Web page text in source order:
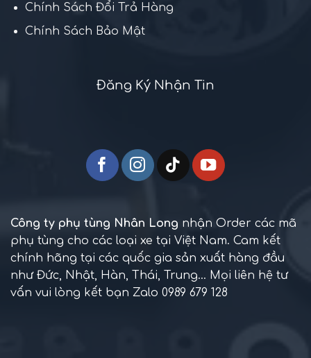
Chính Sách Đổi Trả Hàng
Chính Sách Bảo Mật
Đăng Ký Nhận Tin
Công ty phụ tùng Nhân Long nhận Order các mã
phụ tùng cho các loại xe tại Việt Nam. Cam kết
chính hãng tại các quốc gia sản xuất hàng đầu
như Đức, Nhật, Hàn, Thái, Trung... Mọi liên hệ tư
vấn vui lòng kết bạn Zalo 0989 679 128